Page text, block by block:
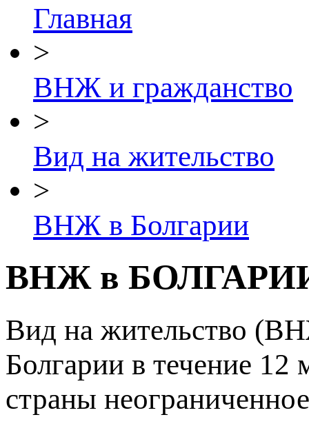
Главная
>
ВНЖ и гражданство
>
Вид на жительство
>
ВНЖ в Болгарии
ВНЖ в
Вид на жительство
Болгарии в течение 12
страны